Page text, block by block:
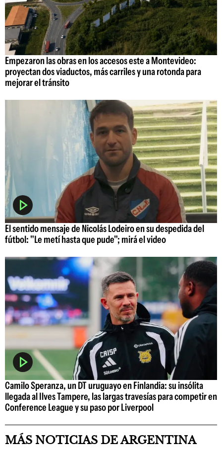
Empezaron las obras en los accesos este a Montevideo:
proyectan dos viaductos, más carriles y una rotonda para
mejorar el tránsito
El sentido mensaje de Nicolás Lodeiro en su despedida del
fútbol: "Le metí hasta que pude"; mirá el video
Camilo Speranza, un DT uruguayo en Finlandia: su insólita
llegada al Ilves Tampere, las largas travesías para competir en
Conference League y su paso por Liverpool
MÁS NOTICIAS DE ARGENTINA